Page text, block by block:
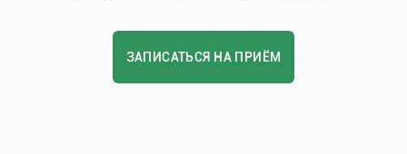
ЗАПИСАТЬСЯ НА ПРИЁМ